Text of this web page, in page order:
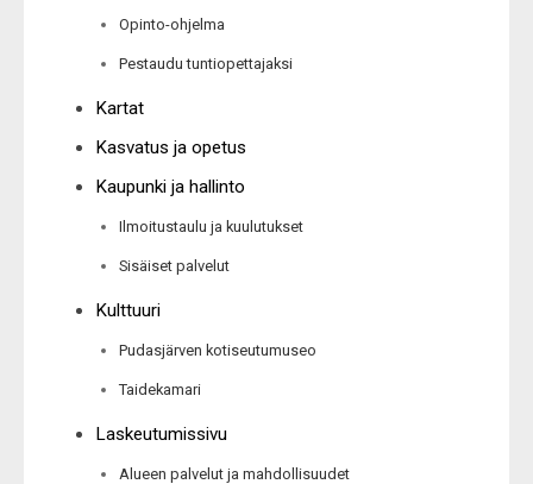
Opinto-ohjelma
Pestaudu tuntiopettajaksi
Kartat
Kasvatus ja opetus
Kaupunki ja hallinto
Ilmoitustaulu ja kuulutukset
Sisäiset palvelut
Kulttuuri
Pudasjärven kotiseutumuseo
Taidekamari
Laskeutumissivu
Alueen palvelut ja mahdollisuudet